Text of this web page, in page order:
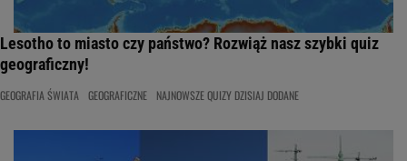
Lesotho to miasto czy państwo? Rozwiąż nasz szybki quiz
geograficzny!
GEOGRAFIA ŚWIATA GEOGRAFICZNE NAJNOWSZE QUIZY DZISIAJ DODANE